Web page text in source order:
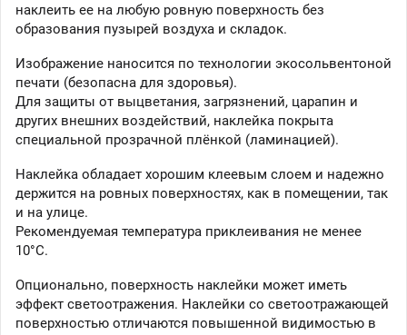
наклеить ее на любую ровную поверхность без
образования пузырей воздуха и складок.
Изображение наносится по технологии экосольвентоной
печати (безопасна для здоровья).
Для защиты от выцветания, загрязнений, царапин и
других внешних воздействий, наклейка покрыта
специальной прозрачной плёнкой (ламинацией).
Наклейка обладает хорошим клеевым слоем и надежно
держится на ровных поверхностях, как в помещении, так
и на улице.
Рекомендуемая температура приклеивания не менее
10°C.
Опционально, поверхность наклейки может иметь
эффект светоотражения. Наклейки со светоотражающей
поверхностью отличаются повышенной видимостью в